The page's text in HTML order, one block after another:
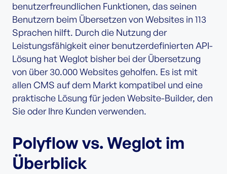
benutzerfreundlichen Funktionen, das seinen
Benutzern beim Übersetzen von Websites in 113
Sprachen hilft. Durch die Nutzung der
Leistungsfähigkeit einer benutzerdefinierten API-
Lösung hat Weglot bisher bei der Übersetzung
von über 30.000 Websites geholfen. Es ist mit
allen CMS auf dem Markt kompatibel und eine
praktische Lösung für jeden Website-Builder, den
Sie oder Ihre Kunden verwenden.
Polyflow vs. Weglot im
Überblick